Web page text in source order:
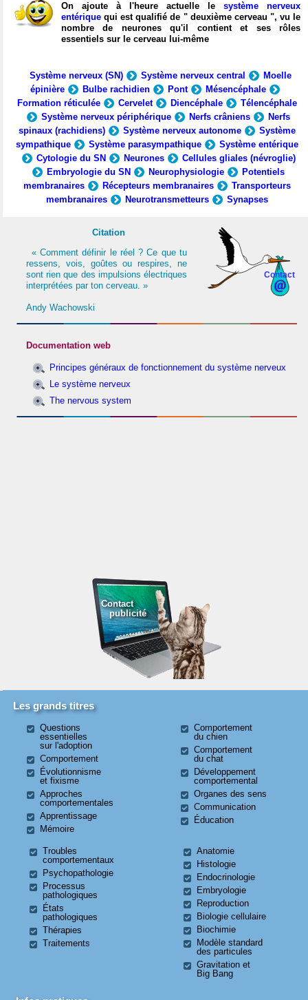
On ajoute à l'heure actuelle le système nerveux
entérique qui est qualifié de " deuxième cerveau ", vu le
nombre de neurones qu'il contient et ses rôles
essentiels sur le cerveau lui-même
Système nerveux (SN) Système nerveux central
Moelle
épinière
Bulbe rachidien Pont
Mésencéphale
Formation réticulée
Cervelet Diencéphale
Télencéphale
Système nerveux périphérique
Nerfs crâniens
Nerfs
spinaux (rachidiens)
Système nerveux autonome
Système
sympathique
Système parasympathique
Système entérique
Cytologie du SN
Neurones
Cellules gliales (névroglie)
Embryologie du SN
Neurophysiologie
Potentiels
membranaires
Récepteurs membranaires
Transporteurs
membranaires
Neurotransmetteurs Synapses
Contact
Citation
« Comment définir le réel ? Ce que tu
ressens, vois, goûtes ou respires, ne
sont rien que des impulsions électriques
interprétées par ton cerveau. »
Andy Wachowski
Documentation web
Principes généraux de fonctionnement du système nerveux
Le système nerveux
The nervous system
Contact
publicité
Les grands titres
Questions
essentielles
sur l'adoption
Comportement
Évolutionnisme
et fixisme
Approches
comportementales
Apprentissage
Mémoire
Comportement
du chien
Comportement
du chat
Développement
comportemental
Organes des sens
Communication
Éducation
Troubles
comportementaux
Psychopathologie
Processus
pathologiques
États
pathologiques
Thérapies
Traitements
Anatomie
Histologie
Endocrinologie
Embryologie
Reproduction
Biologie cellulaire
Biochimie
Modèle standard
des particules
Gravitation et
Big Bang